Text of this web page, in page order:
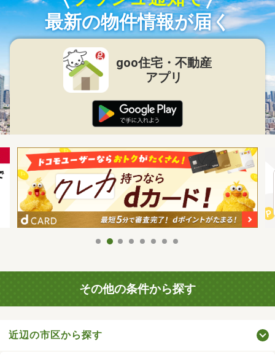
最新の物件情報が届く
goo住宅・不動産
アプリ
その他の条件から探す
近辺の市区から探す